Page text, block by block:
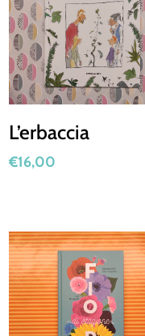
L’erbaccia
€16,00